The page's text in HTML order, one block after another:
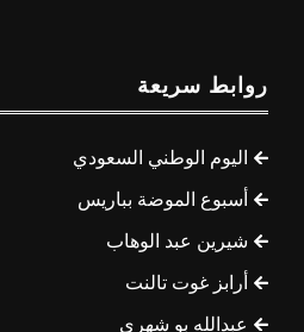
روابط سريعة
اليوم الوطني السعودي
أسبوع الموضة بباريس
شيرين عبد الوهاب
أرابز غوت تالنت
عبدالله بو شهري